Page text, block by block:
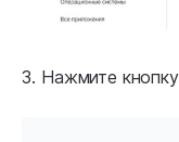
Нажмите кнопку